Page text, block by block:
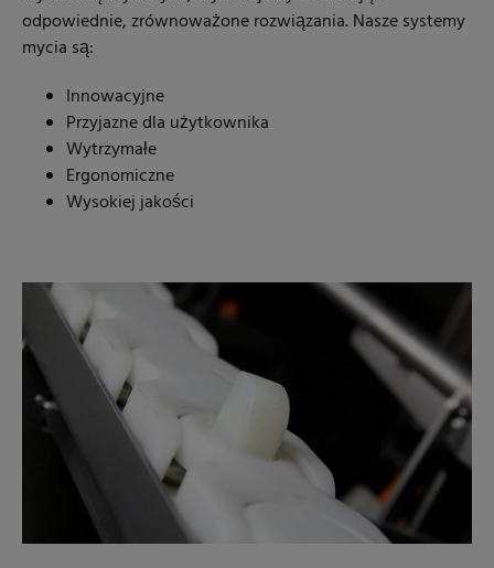
odpowiednie, zrównoważone rozwiązania. Nasze systemy
mycia są:
Innowacyjne
Przyjazne dla użytkownika
Wytrzymałe
Ergonomiczne
Wysokiej jakości